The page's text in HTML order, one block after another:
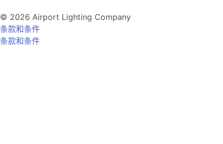
© 2026 Airport Lighting Company
条款和条件
条款和条件